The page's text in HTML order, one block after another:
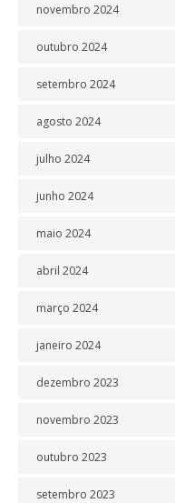
novembro 2024
outubro 2024
setembro 2024
agosto 2024
julho 2024
junho 2024
maio 2024
abril 2024
março 2024
janeiro 2024
dezembro 2023
novembro 2023
outubro 2023
setembro 2023